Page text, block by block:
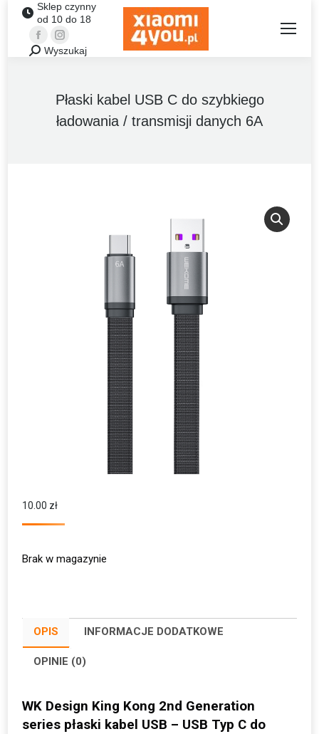
Sklep czynny
od 10 do 18
FacebookInstagram
Szukaj:Wyszukaj
Płaski kabel USB C do szybkiego
ładowania / transmisji danych 6A
10.00 zł
Brak w magazynie
OPIS INFORMACJE DODATKOWE
OPINIE (0)
WK Design King Kong 2nd Generation
series płaski kabel USB – USB Typ C do